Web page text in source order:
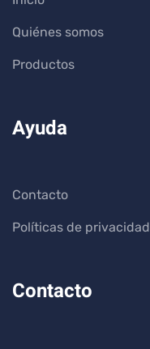
Quiénes somos
Productos
Ayuda
Contacto
Políticas de privacidad
Contacto